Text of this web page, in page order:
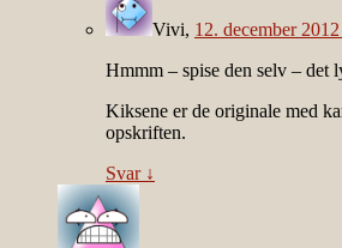
Vivi, 12. december
Hmmm – spise den selv – det
Kiksene er de originale med
opskriften.
Svar ↓